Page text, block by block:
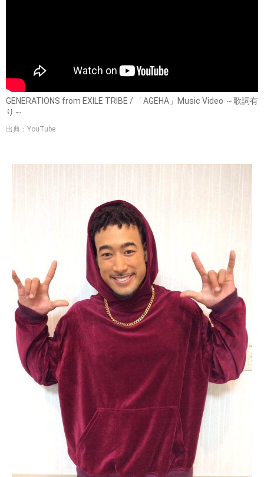
GENERATIONS from EXILE TRIBE / 「AGEHA」Music Video ～歌詞有
り～
出典：YouTube